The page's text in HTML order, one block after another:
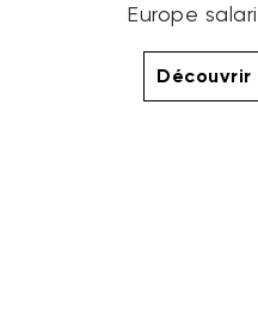
Europe
Découvrir